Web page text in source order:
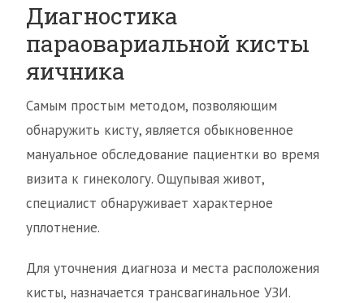
Диагностика
параовариальной кисты
яичника
Самым простым методом, позволяющим
обнаружить кисту, является обыкновенное
мануальное обследование пациентки во время
визита к гинекологу. Ощупывая живот,
специалист обнаруживает характерное
уплотнение.
Для уточнения диагноза и места расположения
кисты, назначается трансвагинальное УЗИ.